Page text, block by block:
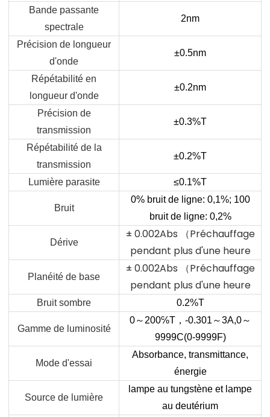
Bande passante
spectrale
2nm
Précision de longueur
d'onde
±0.5nm
Répétabilité en
longueur d'onde
±0.2nm
Précision de
transmission
±0.3%T
Répétabilité de la
transmission
±0.2%T
Lumière parasite ≤0.1%T
Bruit
0% bruit de ligne: 0,1%; 100
bruit de ligne: 0,2%
Dérive
± 0.002Abs （Préchauffage
pendant plus d'une heure
Planéité de base
± 0.002Abs （Préchauffage
pendant plus d'une heure
Bruit sombre 0.2%T
Gamme de luminosité
0～ 200℅T， -0.301 ～3A,0～
9999C(0-9999F)
Mode d'essai
Absorbance, transmittance,
énergie
Source de lumière
lampe au tungstène et lampe
au deutérium